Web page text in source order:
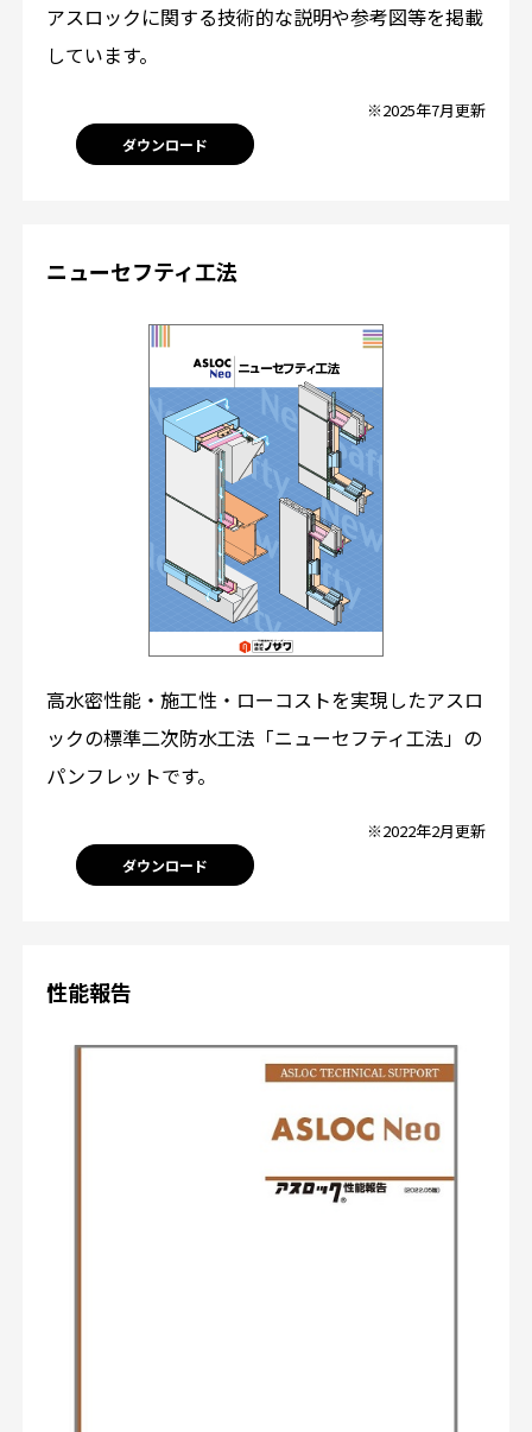
アスロックに関する技術的な説明や参考図等を掲載
しています。
※2025年7月更新
ダウンロード
ニューセフティ工法
高水密性能・施工性・ローコストを実現したアスロ
ックの標準二次防水工法「ニューセフティ工法」の
パンフレットです。
※2022年2月更新
ダウンロード
性能報告